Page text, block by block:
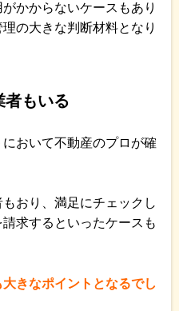
かからないケースもあり
の大きな判断材料となり
者もいる
おいて不動産のプロが確
おり、満足にチェックし
求するといったケースも
きなポイントとなるでし